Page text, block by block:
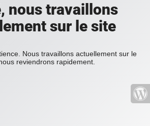
nous travaillons
sur le site
Nous travaillons actuellement sur le
reviendrons rapidement.